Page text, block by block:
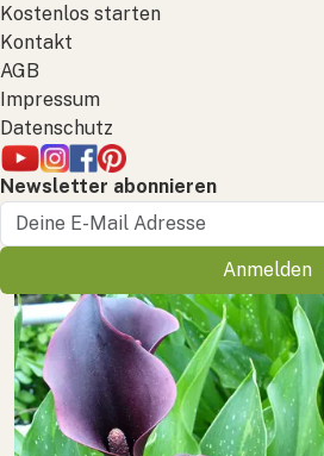
Kostenlos starten
Kontakt
AGB
Impressum
Datenschutz
Newsletter abonnieren
Anmelden